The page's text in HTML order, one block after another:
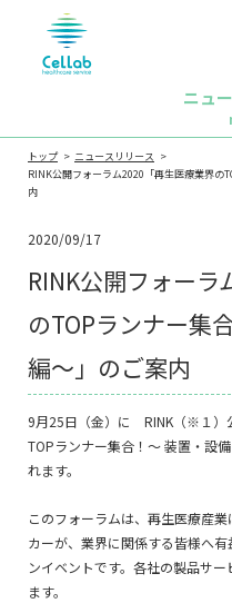
ニュ
トップ
ニュースリリース
RINK公開フォーラム2020「再生医療業界の
内
2020/09/17
RINK公開フォー
のTOPランナー集
編～」のご案内
9月25日（金）に RINK（※１）
TOPランナー集合！～ 装置・設
れます。
このフォーラムは、再生医療産
カーが、業界に関係する皆様へ
ンイベントです。各社の製品サ
ます。